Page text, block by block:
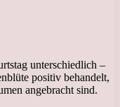
unterschiedlich –
positiv behandelt,
angebracht sind.